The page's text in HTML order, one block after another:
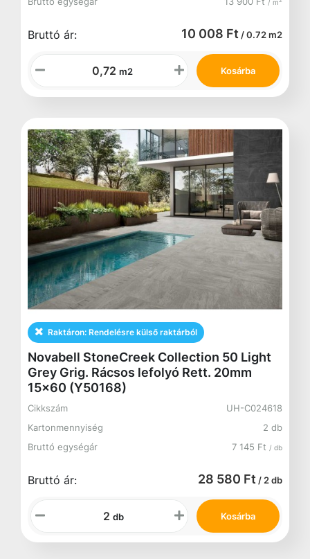
/ m
Bruttó ár: 10 008 Ft / 0.72 m2
m2 Kosárba
Raktáron: Rendelésre külső raktárból
Novabell StoneCreek Collection 50 Light
Grey Grig. Rácsos lefolyó Rett. 20mm
15x60 (Y50168)
Cikkszám
UH-C024618
Kartonmennyiség
2 db
Bruttó egységár
7 145 Ft / db
Bruttó ár: 28 580 Ft / 2 db
db Kosárba